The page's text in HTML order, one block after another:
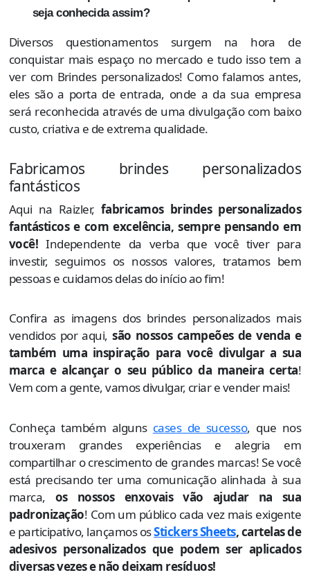
seja conhecida assim?
Diversos questionamentos surgem na hora de
conquistar mais espaço no mercado e tudo isso tem a
ver com Brindes personalizados! Como falamos antes,
eles são a porta de entrada, onde a da sua empresa
será reconhecida através de uma divulgação com baixo
custo, criativa e de extrema qualidade.
Fabricamos brindes personalizados
fantásticos
Aqui na Raizler, fabricamos brindes personalizados
fantásticos e com excelência, sempre pensando em
você! Independente da verba que você tiver para
investir, seguimos os nossos valores, tratamos bem
pessoas e cuidamos delas do início ao fim!
Confira as imagens dos brindes personalizados mais
vendidos por aqui,são nossos campeões de venda e
também uma inspiração para você divulgar a sua
marca e alcançar o seu público da maneira certa!
Vem com a gente, vamos divulgar, criar e vender mais!
Conheça também alguns cases de sucesso, que nos
trouxeram grandes experiências e alegria em
compartilhar o crescimento de grandes marcas! Se você
está precisando ter uma comunicação alinhada à sua
marca, os nossos enxovais vão ajudar na sua
padronização! Com um público cada vez mais exigente
e participativo, lançamos osStickers Sheets, cartelas de
adesivos personalizados que podem ser aplicados
diversas vezes e não deixam resíduos!